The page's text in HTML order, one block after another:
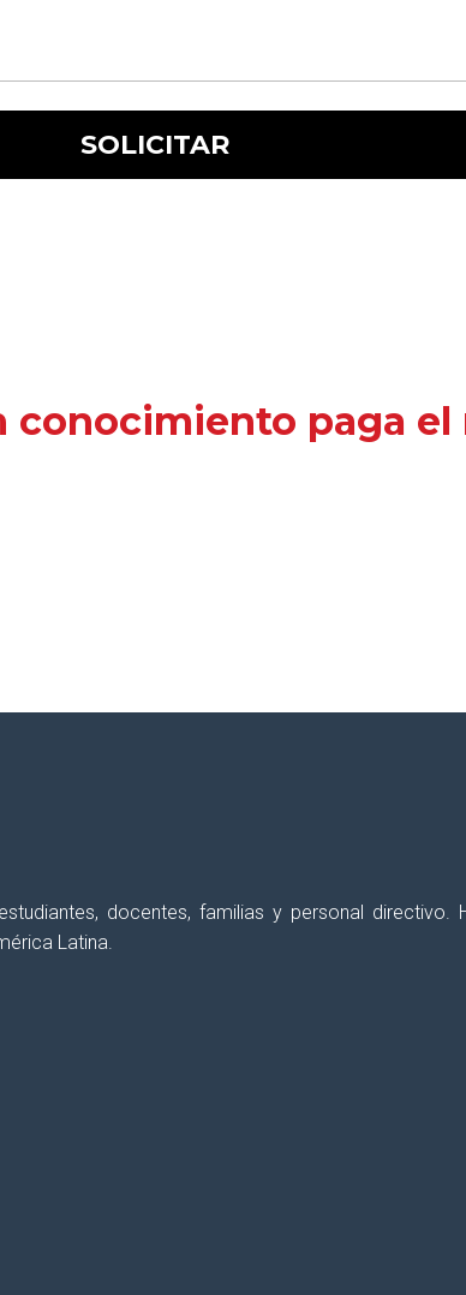
conocimiento paga el
docentes, familias y personal
Latina.